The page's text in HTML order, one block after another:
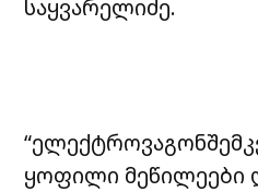
საყვარელიძე.
ყოფილი მეწილეები